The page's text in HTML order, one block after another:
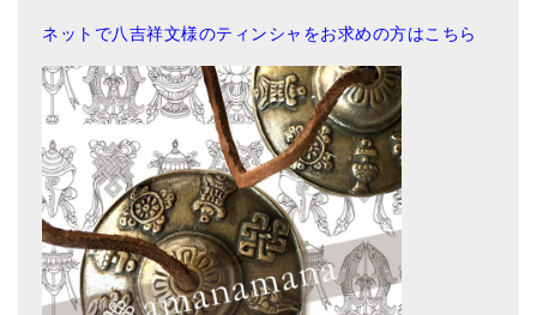
ネットで八吉祥文様のティンシャをお求めの方はこちら